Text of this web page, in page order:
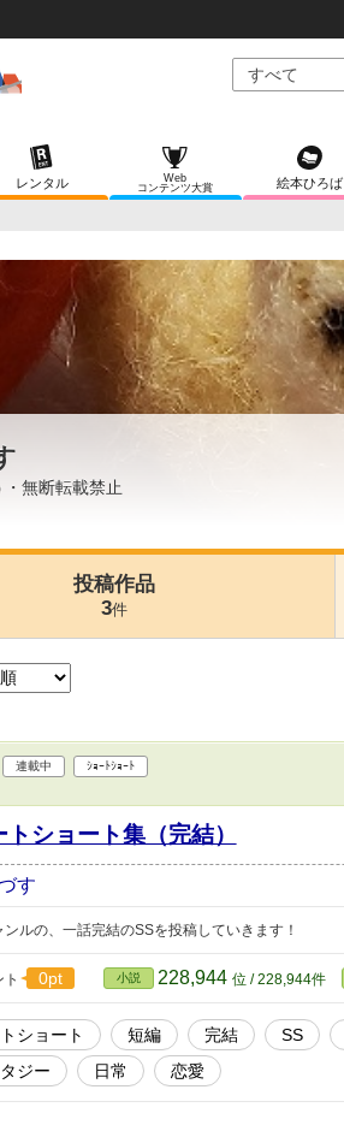
レンタル
Web
コンテンツ大賞
絵本ひろば
無断転載禁止
投稿作品
3件
連載中 ｼｮｰﾄｼｮｰﾄ
トショート集（完結）
す
ルの、一話完結のSSを投稿していきます！
ト 0pt 小説 228,944 位 / 228,944件
ショート 短編 完結 SS
ジー
日常 恋愛